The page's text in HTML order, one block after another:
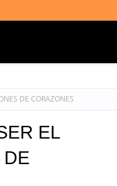
DE CORAZONES
EL
DE